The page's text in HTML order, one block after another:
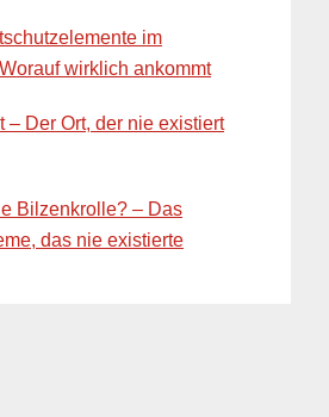
im
wirklich ankommt
– Der Ort, der nie existiert
Bilzenkrolle? – Das
das nie existierte